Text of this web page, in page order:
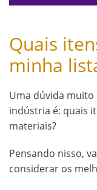
Quais
minha
Uma dúvida
indústria é: quais
materiais?
Pensando nisso,
considerar os